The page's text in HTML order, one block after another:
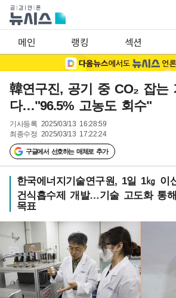
메인 랭킹 섹션
韓연구진, 공기 중 CO₂ 잡는
다…"96.5% 고농도 회수"
기사등록 2025/03/13 16:28:59
최종수정 2025/03/13 17:22:24
구글에서 선호하는 매체로 추가
한국에너지기술연구원, 1일 1㎏ 이
건식흡수제 개발…기술 고도화 통
목표